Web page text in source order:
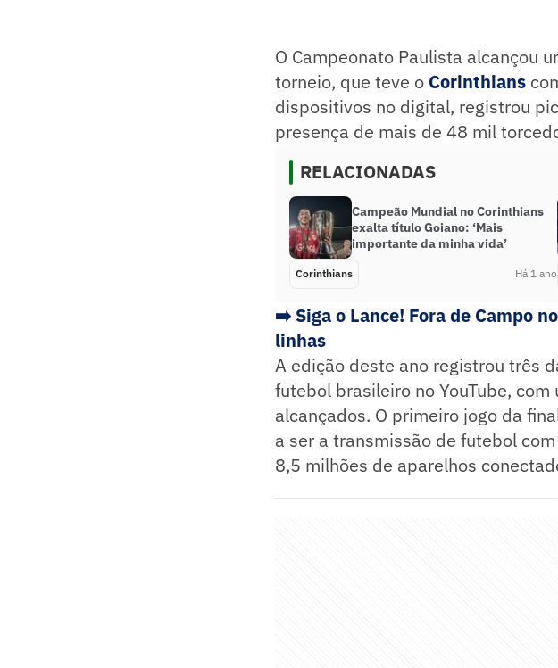
O Campeonato Paulista alcançou
torneio, que teve o Corinthians
dispositivos no digital, registrou
presença de mais de 48 mil
RELACIONADAS
Campeão Mundial no Corinthians
exalta título Goiano: ‘Mais
importante da minha vida’
Corinthians Há 1 ano
➡️ Siga o Lance! Fora de Campo
linhas
A edição deste ano registrou três
futebol brasileiro no YouTube,
alcançados. O primeiro jogo da
a ser a transmissão de futebol
8,5 milhões de aparelhos